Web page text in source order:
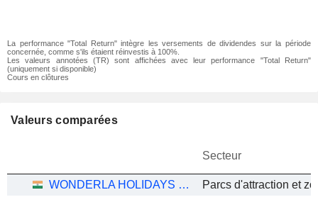
La performance "Total Return" intègre les versements de dividendes sur la période
concernée, comme s'ils étaient réinvestis à 100%.
Les valeurs annotées (TR) sont affichées avec leur performance "Total Return"
(uniquement si disponible)
Cours en clôtures
Valeurs comparées
Secteur
WONDERLA HOLIDAYS LIMITED Parcs d'attraction et